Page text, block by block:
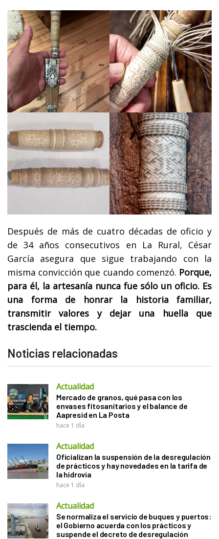
Después de más de cuatro décadas de oficio y
de 34 años consecutivos en La Rural, César
García asegura que sigue trabajando con la
misma convicción que cuando comenzó. Porque,
para él, la artesanía nunca fue sólo un oficio. Es
una forma de honrar la historia familiar,
transmitir valores y dejar una huella que
trascienda el tiempo.
Noticias relacionadas
Actualidad
Mercado de granos, qué pasa con los
envases fitosanitarios y el balance de
Aapresid en La Posta
hace 1 día
Actualidad
Oficializan la suspensión de la desregulación
de prácticos y hay novedades en la tarifa de
la hidrovía
hace 1 día
Actualidad
Se normaliza el servicio de buques y puertos:
el Gobierno acuerda con los prácticos y
suspende el decreto de desregulación